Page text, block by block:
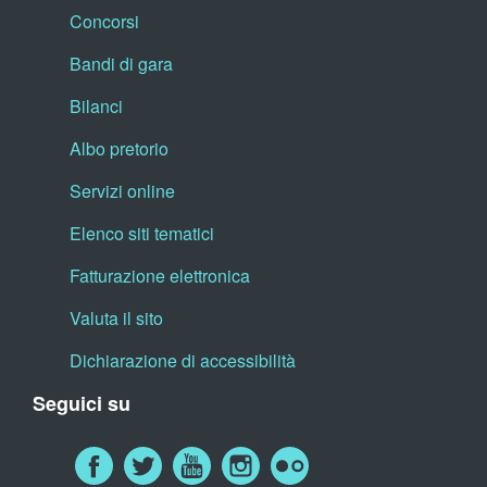
Concorsi
Bandi di gara
Bilanci
Albo pretorio
Servizi online
Elenco siti tematici
Fatturazione elettronica
Valuta il sito
Dichiarazione di accessibilità
Seguici su